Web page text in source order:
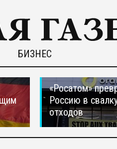
БИЗНЕС
«Росатом»
Россию в
отходов